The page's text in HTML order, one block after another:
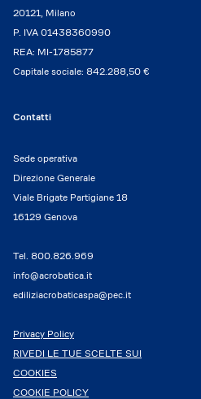
20121, Milano
P. IVA 01438360990
REA: MI-1785877
Capitale sociale: 842.288,50 €
Contatti
Sede operativa
Direzione Generale
Viale Brigate Partigiane 18
16129 Genova
Tel. 800.826.969
info@acrobatica.it
ediliziacrobaticaspa@pec.it
Privacy Policy
RIVEDI LE TUE SCELTE SUI
COOKIES
COOKIE POLICY